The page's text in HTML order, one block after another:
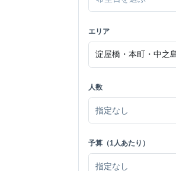
エリア
人数
予算（1人あたり）